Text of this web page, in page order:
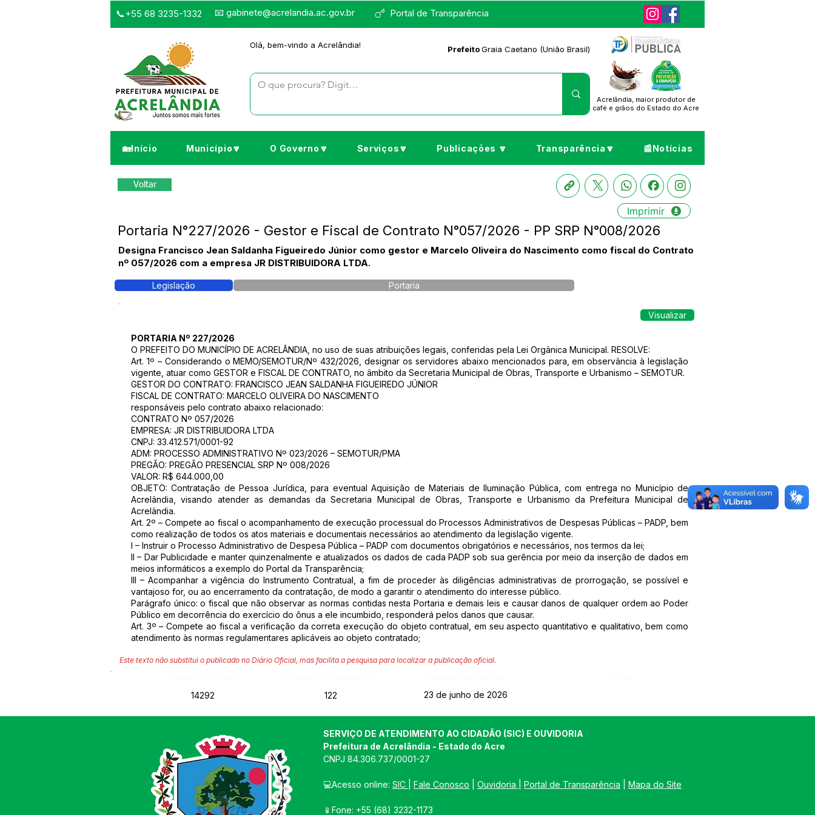
Portal de Transparência
📞+55 68 3235-1332 📧 gabinete@acrelandia.ac.gov.br
Olá, bem-vindo a Acrelândia! PrefeitoGraia Caetano (União Brasil)
Acrelândia, maior produtor de
café e grãos do Estado do Acre
🏡Início Município🔽 O Governo🔽 Serviços🔽 Publicações 🔽 Transparência🔽 📰Notícias
Voltar
Imprimir
Portaria N°227/2026 - Gestor e Fiscal de Contrato N°057/2026 - PP SRP N°008/2026
Designa Francisco Jean Saldanha Figueiredo Júnior como gestor e Marcelo Oliveira do Nascimento como fiscal do Contrato
nº 057/2026 com a empresa JR DISTRIBUIDORA LTDA.
Legislação Portaria
Visualizar
PORTARIA Nº 227/2026
O PREFEITO DO MUNICÍPIO DE ACRELÂNDIA, no uso de suas atribuições legais, conferidas pela Lei Orgânica Municipal. RESOLVE:
Art. 1º – Considerando o MEMO/SEMOTUR/Nº 432/2026, designar os servidores abaixo mencionados para, em observância à legislação
vigente, atuar como GESTOR e FISCAL DE CONTRATO, no âmbito da Secretaria Municipal de Obras, Transporte e Urbanismo – SEMOTUR.
GESTOR DO CONTRATO: FRANCISCO JEAN SALDANHA FIGUEIREDO JÚNIOR
FISCAL DE CONTRATO: MARCELO OLIVEIRA DO NASCIMENTO
responsáveis pelo contrato abaixo relacionado:
CONTRATO Nº 057/2026
EMPRESA: JR DISTRIBUIDORA LTDA
CNPJ: 33.412.571/0001-92
ADM: PROCESSO ADMINISTRATIVO Nº 023/2026 – SEMOTUR/PMA
PREGÃO: PREGÃO PRESENCIAL SRP Nº 008/2026
VALOR: R$ 644.000,00
OBJETO: Contratação de Pessoa Jurídica, para eventual Aquisição de Materiais de Iluminação Pública, com entrega no Município de
Acrelândia, visando atender as demandas da Secretaria Municipal de Obras, Transporte e Urbanismo da Prefeitura Municipal de
Acrelândia.
Art. 2º – Compete ao fiscal o acompanhamento de execução processual do Processos Administrativos de Despesas Públicas – PADP, bem
como realização de todos os atos materiais e documentais necessários ao atendimento da legislação vigente.
I – Instruir o Processo Administrativo de Despesa Pública – PADP com documentos obrigatórios e necessários, nos termos da lei;
II – Dar Publicidade e manter quinzenalmente e atualizados os dados de cada PADP sob sua gerência por meio da inserção de dados em
meios informáticos a exemplo do Portal da Transparência;
III – Acompanhar a vigência do Instrumento Contratual, a fim de proceder às diligências administrativas de prorrogação, se possível e
vantajoso for, ou ao encerramento da contratação, de modo a garantir o atendimento do interesse público.
Parágrafo único: o fiscal que não observar as normas contidas nesta Portaria e demais leis e causar danos de qualquer ordem ao Poder
Público em decorrência do exercício do ônus a ele incumbido, responderá pelos danos que causar.
Art. 3º – Compete ao fiscal a verificação da correta execução do objeto contratual, em seu aspecto quantitativo e qualitativo, bem como
atendimento às normas regulamentares aplicáveis ao objeto contratado;
Este texto não substitui o publicado no Diário Oficial, mas facilita a pesquisa para localizar a publicação oficial.
14292
122 23 de junho de 2026
SERVIÇO DE ATENDIMENTO AO CIDADÃO (SIC) E OUVIDORIA
Prefeitura de Acrelândia - Estado do Acre
CNPJ 84.306.737/0001-27
💻Acesso online: SIC Fale Conosco Ouvidoria Portal de Transparência Mapa do Site
📱Fone: +55 (68) 3232-1173